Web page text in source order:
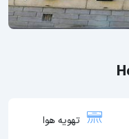
تهویه هوا